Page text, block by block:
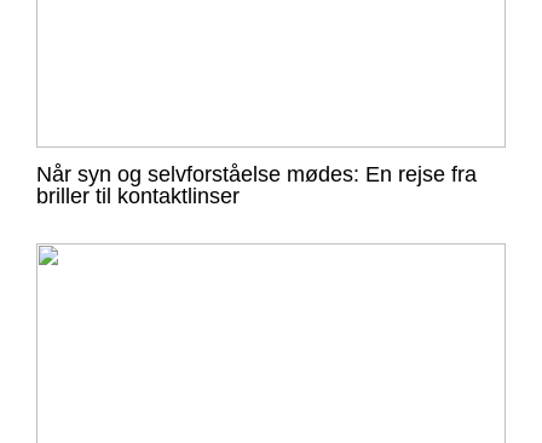
Når syn og selvforståelse mødes: En rejse fra
briller til kontaktlinser